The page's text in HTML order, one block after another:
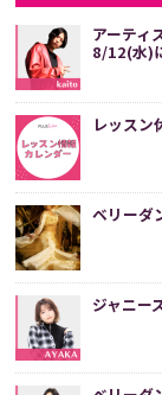
アーティ
8/12(水)
レッスン
ベリーダ
ジャニー